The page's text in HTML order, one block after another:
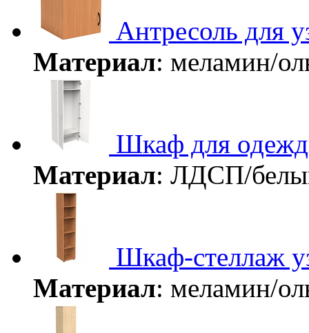
Антресоль для
Материал: меламин/
Шкаф для
Материал: ЛДСП/
Шкаф-стеллаж
Материал: меламин/